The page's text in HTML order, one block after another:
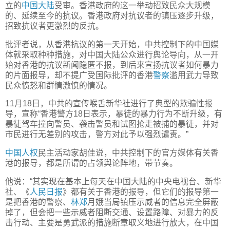
立的中国 大陆受审。香港政府的这一举动招致民众大规模
的、延续至今的抗议。香港政府对抗议者的镇压逐步升级，
招致抗议者更激烈的反抗。
批评者说，从香港抗议的第一天开始，中共控制下的中国媒
体就采取种种措施，对中国大陆公众进行舆论导向，从一开
始对香港的抗议新闻隐匿不报，到后来宣扬抗议者如何暴力
的片面报导，却不提广受国际批评的香港警察滥用武力导致
民众愤怒和群情激愤的情况。
11月18日，中共的宣传喉舌新华社进行了典型的欺骗性报
导，宣称“香港警方18日表示，暴徒的暴力行为不断升级，有
暴徒驾车撞向警员、袭击警员和试图抢走被捕的暴徒，并对
市民进行无差别的攻击，警方对此予以强烈谴责。”
中国人权 民主活动家胡佳说，中共控制下的官方媒体有关香
港的报导，都是所谓的占领舆论阵地，带节奏。
他说：“其实现在基本上每天在中国大陆的中央电视台、新华
社、《人民日报》都有关于香港的报导，但它们的报导第一
是把香港的警察、 林郑月娥当局镇压示威者的信息完全屏蔽
掉了，但会把一些示威者阻断交通、设置路障、对暴力的反
击行动、主要是勇武派的措施断章取义地进行放大，在中国